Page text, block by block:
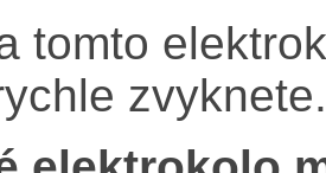
tomto
zvyknete.